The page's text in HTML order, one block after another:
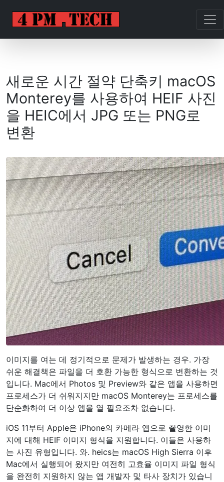
새로운 시간 절약 단축키 macOS
Monterey를 사용하여 HEIF 사진
을 HEIC에서 JPG 또는 PNG로
변환